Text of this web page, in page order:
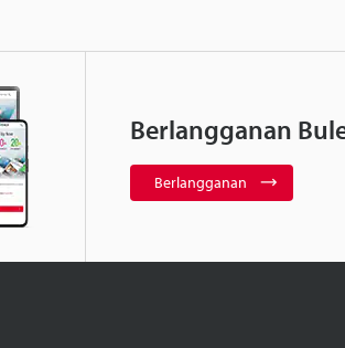
Berlangganan
Berlangganan